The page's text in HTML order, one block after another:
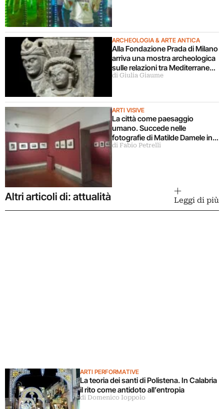
ARCHEOLOGIA & ARTE ANTICA
Alla Fondazione Prada di Milano
arriva una mostra archeologica
sulle relazioni tra Mediterraneo
e Asia
di Giulia Giaume
ARTI VISIVE
La città come paesaggio
umano. Succede nelle
fotografie di Matilde Damele in
mostra a Roma
di Fabio Petrelli
Altri articoli di: attualità Leggi di più
ARTI PERFORMATIVE
La teoria dei santi di Polistena. In Calabria
il rito come antidoto all’entropia
di Domenico Ioppolo